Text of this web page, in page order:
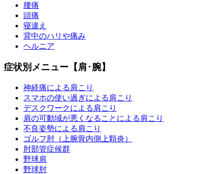
腰痛
頭痛
寝違え
背中のハリや痛み
ヘルニア
症状別メニュー【肩･腕】
神経痛による肩こり
スマホの使い過ぎによる肩こり
デスクワークによる肩こり
肩の可動域が悪くなることによる肩こり
不良姿勢による肩こり
ゴルフ肘（上腕骨内側上顆炎）
肘部管症候群
野球肩
野球肘